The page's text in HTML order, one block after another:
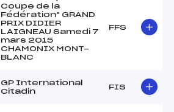
Coupe de la
Fédération" GRAND
PRIX DIDIER
LAIGNEAU Samedi 7
mars 2015
CHAMONIX MONT-
BLANC
FFS
GP International
Citadin
FIS